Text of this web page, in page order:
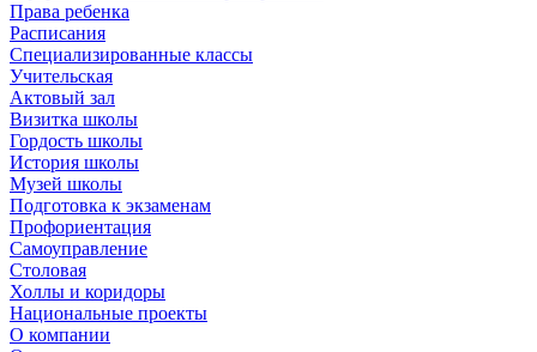
Права ребенка
Расписания
Специализированные классы
Учительская
Актовый зал
Визитка школы
Гордость школы
История школы
Музей школы
Подготовка к экзаменам
Профориентация
Самоуправление
Столовая
Холлы и коридоры
Национальные проекты
О компании